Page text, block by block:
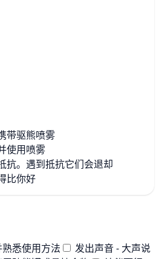
带驱熊喷雾
使用喷雾
抗。遇到抵抗它们会退却
比你好
悉使用方法
发出声音 - 大声说